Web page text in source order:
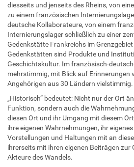
diesseits und jenseits des Rheins, von
zu einem französischen
deutsche Kollaborateure, von einem
Internierungslager schließlich zu einer
Gedenkstätte Frankreichs im
Gedenkstätten sind Produkte und
Geschichtskultur. Im französisch-
mehrstimmig, mit Blick auf Erinnerungen
Angehörigen aus 30 Ländern vielstimmig.
„Historisch“ bedeutet: Nicht nur der Ort
Funktion, sondern auch die
diesen Ort und ihr Umgang mit diesem
ihre eigenen Wahrnehmungen, ihr
Vorstellungen und Haltungen mit an
ihrerseits mit ihren eigenen Beiträgen
Akteure des Wandels.